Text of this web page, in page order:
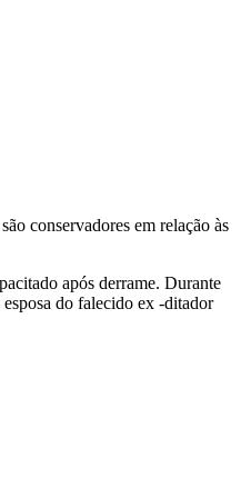
conservadores em relação às
após derrame. Durante
do falecido ex -ditador